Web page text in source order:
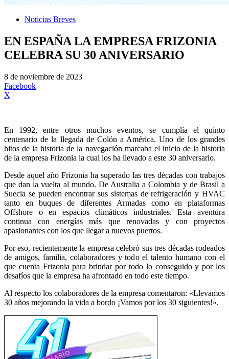
Noticias Breves
EN ESPAÑA LA EMPRESA FRIZONIA
CELEBRA SU 30 ANIVERSARIO
8 de noviembre de 2023
Facebook
X
En 1992, entre otros muchos eventos, se cumplía el quinto
centenario de la llegada de Colón a América. Uno de los grandes
hitos de la historia de la navegación marcaba el inicio de la historia
de la empresa Frizonia la cual los ha llevado a este 30 aniversario.
Desde aquel año Frizonia ha superado las tres décadas con trabajos
que dan la vuelta al mundo. De Australia a Colombia y de Brasil a
Suecia se pueden encontrar sus sistemas de refrigeración y HVAC
tanto en buques de diferentes Armadas como en plataformas
Offshore o en espacios climáticos industriales. Esta aventura
continua con energías más que renovadas y con proyectos
apasionantes con los que llegar a nuevos puertos.
Por eso, recientemente la empresa celebró sus tres décadas rodeados
de amigos, familia, colaboradores y todo el talento humano con el
que cuenta Frizonia para brindar por todo lo conseguido y por los
desafíos que la empresa ha afrontado en todo este tiempo.
Al respecto los colaboradores de la empresa comentaron: «Llevamos
30 años mejorando la vida a bordo ¡Vamos por los 30 siguientes!».